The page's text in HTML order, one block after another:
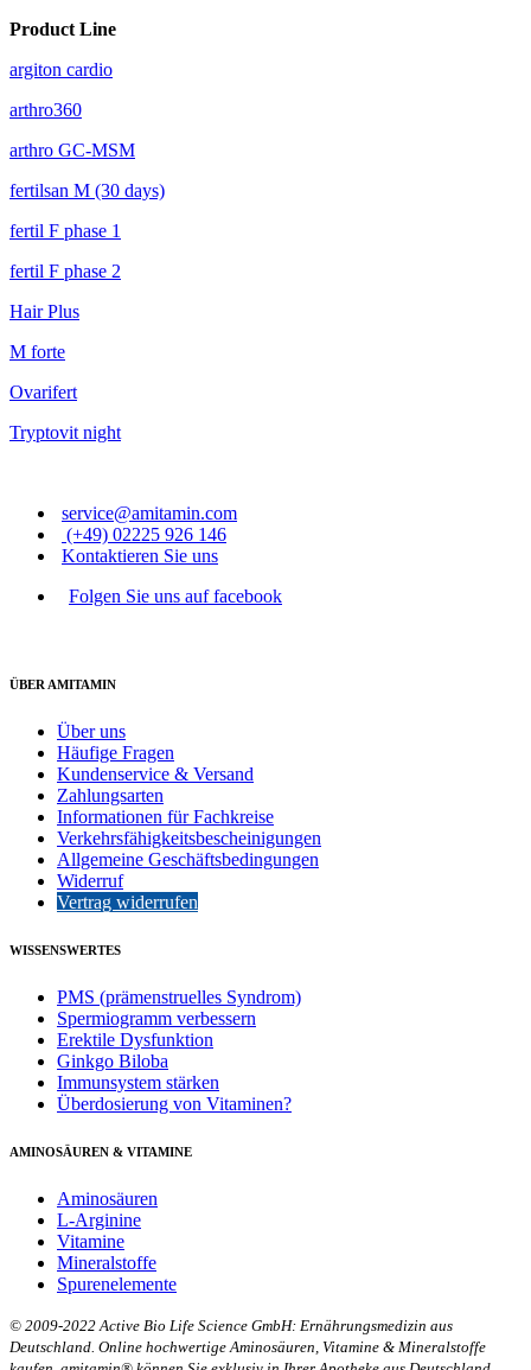
Product Line
argiton cardio
arthro360
arthro GC-MSM
fertilsan M (30 days)
fertil F phase 1
fertil F phase 2
Hair Plus
M forte
Ovarifert
Tryptovit night
service@amitamin.com
(+49) 02225 926 146
Kontaktieren Sie uns
Folgen Sie uns auf facebook
ÜBER AMITAMIN
Über uns
Häufige Fragen
Kundenservice & Versand
Zahlungsarten
Informationen für Fachkreise
Verkehrsfähigkeitsbescheinigungen
Allgemeine Geschäftsbedingungen
Widerruf
Vertrag widerrufen
WISSENSWERTES
PMS (prämenstruelles Syndrom)
Spermiogramm verbessern
Erektile Dysfunktion
Ginkgo Biloba
Immunsystem stärken
Überdosierung von Vitaminen?
AMINOSÄUREN & VITAMINE
Aminosäuren
L-Arginine
Vitamine
Mineralstoffe
Spurenelemente
© 2009-2022 Active Bio Life Science GmbH: Ernährungsmedizin aus
Deutschland. Online hochwertige Aminosäuren, Vitamine & Mineralstoffe